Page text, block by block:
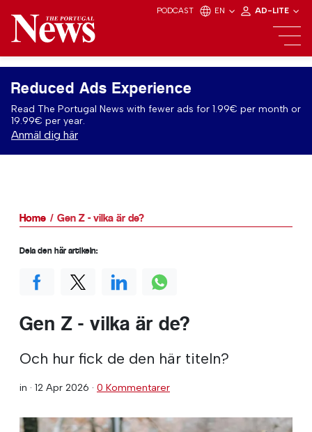
PODCAST EN AD-LITE
Reduced Ads Experience
Read The Portugal News with fewer ads for 1.99€ per month or
19.99€ per year.
Anmäl dig här
Home Gen Z - vilka är de?
Gen Z - vilka är de?
Och hur fick de den här titeln?
in · 12 Apr 2026 · 0 Kommentarer
Dela den här artikeln: